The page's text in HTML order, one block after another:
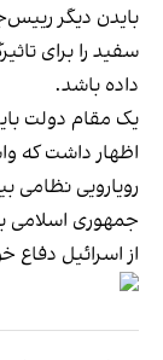
بایدن دیگر
سفید را برای
داده باشد.
یک مقام دولت
اظهار داشت که
رویارویی نظامی
جمهوری اسلامی
از اسرائیل دفاع